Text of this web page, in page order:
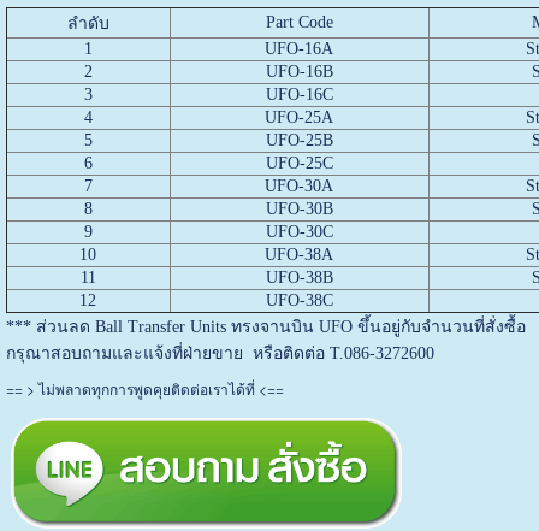
ลำดับ Part Code
1
UFO-16A
2
UFO-16B
3
UFO-16C
4
UFO-25A
5
UFO-25B
6
UFO-25C
7
UFO-30A
8
UFO-30B
9
UFO-30C
10
UFO-38A
11
UFO-38B
12
UFO-38C
*** ส่วนลด Ball Transfer Units ทรงจานบิน UFO ขึ้นอยู่กับจำนวนที่สั่งซื้อ
กรุณาสอบถามและแจ้งที่ฝ่ายขาย หรือติดต่อ T.086-3272600
== >ไม่พลาดทุกการพูดคุยติดต่อเราได้ที่ <==